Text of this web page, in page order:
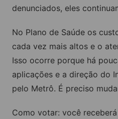
denunciados, eles
No Plano de Saúde os
cada vez mais altos e o
Isso ocorre porque há
aplicações e a direção do
pelo Metrô. É preciso
Como votar: você